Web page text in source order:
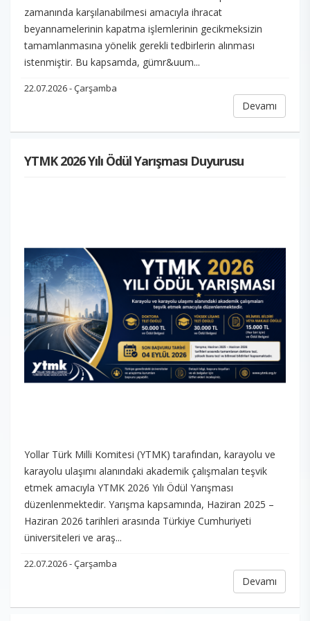
zamanında karşılanabilmesi amacıyla ihracat
beyannamelerinin kapatma işlemlerinin gecikmeksizin
tamamlanmasına yönelik gerekli tedbirlerin alınması
istenmiştir. Bu kapsamda, gümr&uum...
22.07.2026 - Çarşamba
Devamı
YTMK 2026 Yılı Ödül Yarışması Duyurusu
Yollar Türk Milli Komitesi (YTMK) tarafından, karayolu ve
karayolu ulaşımı alanındaki akademik çalışmaları teşvik
etmek amacıyla YTMK 2026 Yılı Ödül Yarışması
düzenlenmektedir. Yarışma kapsamında, Haziran 2025 –
Haziran 2026 tarihleri arasında Türkiye Cumhuriyeti
üniversiteleri ve araş...
22.07.2026 - Çarşamba
Devamı